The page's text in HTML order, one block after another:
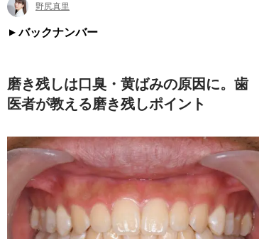
野尻真里
バックナンバー
磨き残しは口臭・黄ばみの原因に。歯
医者が教える磨き残しポイント